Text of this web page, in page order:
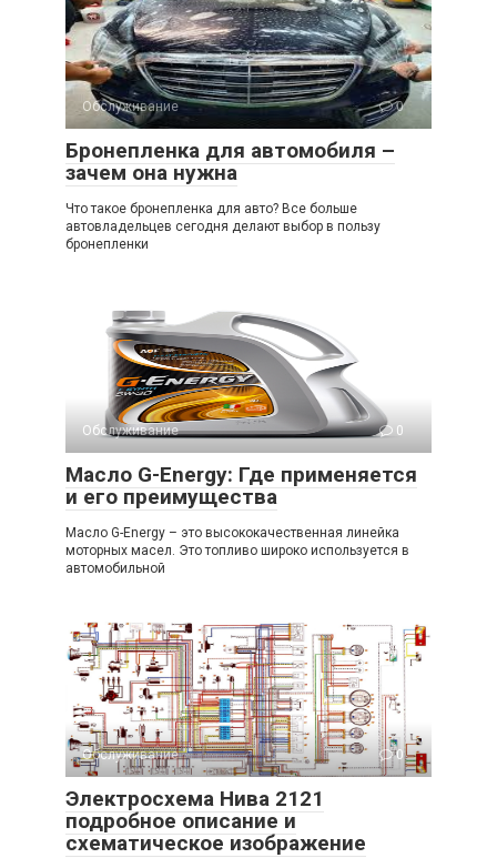
Обслуживание 0
Бронепленка для автомобиля –
зачем она нужна
Что такое бронепленка для авто? Все больше
автовладельцев сегодня делают выбор в пользу
бронепленки
Обслуживание 0
Масло G-Energy: Где применяется
и его преимущества
Масло G-Energy – это высококачественная линейка
моторных масел. Это топливо широко используется в
автомобильной
Обслуживание 0
Электросхема Нива 2121
подробное описание и
схематическое изображение